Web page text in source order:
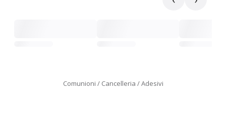
Comunioni Cancelleria Adesivi